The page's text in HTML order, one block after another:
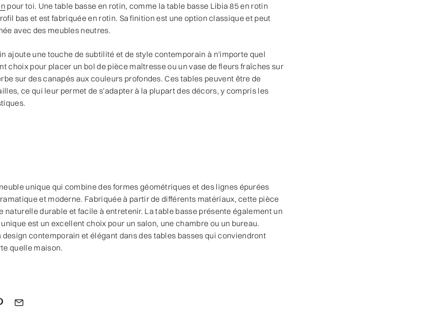
pour toi. Une table basse en rotin, comme la table basse Libia 85 en rotin
bas et est fabriquée en rotin. Sa finition est une option classique et peut
avec des meubles neutres.
ajoute une touche de subtilité et de style contemporain à n'importe quel
choix pour placer un bol de pièce maîtresse ou un vase de fleurs fraîches sur
sur des canapés aux couleurs profondes. Ces tables peuvent être de
ce qui leur permet de s'adapter à la plupart des décors, y compris les
unique qui combine des formes géométriques et des lignes épurées
et moderne. Fabriquée à partir de différents matériaux, cette pièce
naturelle durable et facile à entretenir. La table basse présente également un
est un excellent choix pour un salon, une chambre ou un bureau.
contemporain et élégant dans des tables basses qui conviendront
quelle maison.